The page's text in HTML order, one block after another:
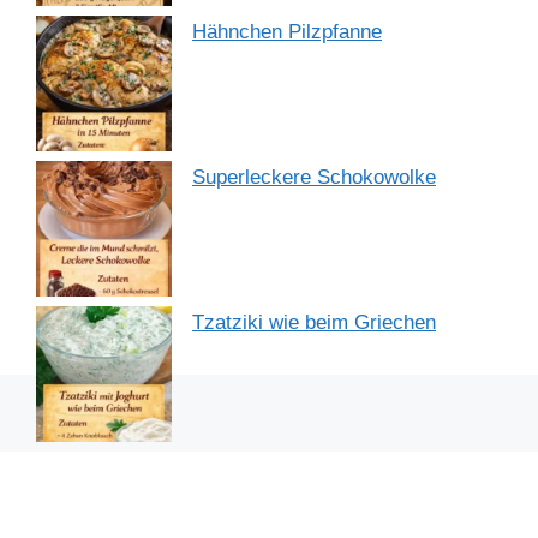
Hähnchen Pilzpfanne
Superleckere Schokowolke
Tzatziki wie beim Griechen